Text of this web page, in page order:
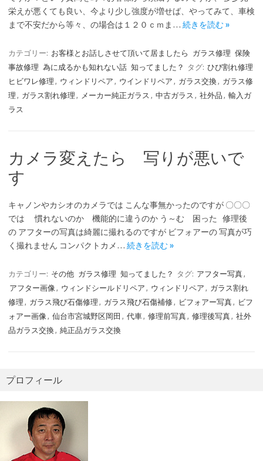
栄えが悪くても良い、今より少し強度が増せば、やってみて、車検
まで不安だから等々、の場合は１２０ｃｍま… 続きを読む »
カテゴリー: お客様とお話しさせて頂いて居ましたら ガラス修理 保険
事故修理 為に成るかも知れない話 知ってました？ タグ: ひび割れ修理
ヒビワレ修理 , ウィンドリペア , ウインドリペア , ガラス交換, ガラス修
理 , ガラス割れ修理 , メーカー純正ガラス , 中古ガラス , 社外品 , 輸入ガ
ラス
カメラ変えたら 写りが悪いで
す
キャノンやカシオのカメラでは こんな事無かったのですが 〇〇〇
では 慣れないのか 機能的に違うのか う～む 困った 修理後
の アフターの写真は綺麗に撮れるのですが ビフォアーの 写真が巧
く撮れません コンパクトカメ… 続きを読む »
カテゴリー: その他 ガラス修理 知ってました？ タグ: アフター写真,
アフター画像 , ウィンドシールドリペア , ウィンドリペア , ガラス割れ
修理 , ガラス飛び石傷修理 , ガラス飛び石傷補修, ビフォアー写真, ビフ
ォアー画像 , 仙台市宮城野区岡田 , 代車, 修理前写真, 修理後写真, 社外
品ガラス交換, 純正品ガラス交換
プロフィール